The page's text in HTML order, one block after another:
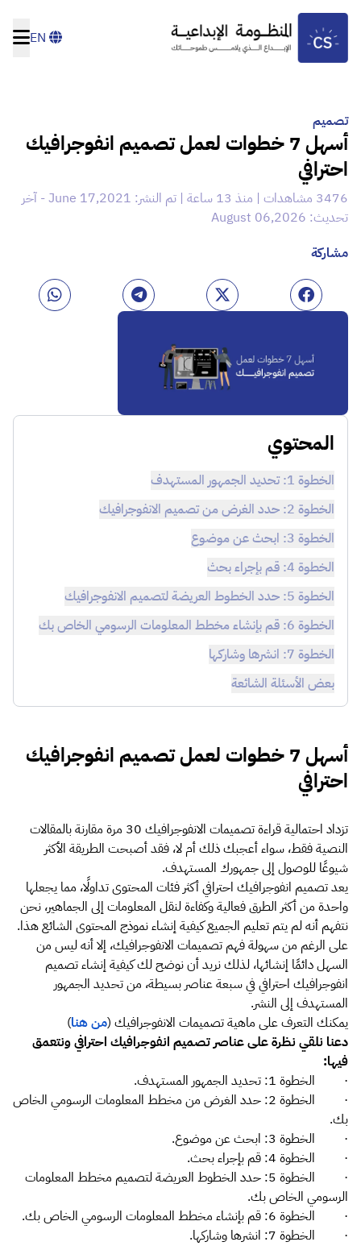
تصميم
أسهل 7 خطوات لعمل تصميم انفوجرافيك
احترافي
3476 مشاهدات | منذ 13 ساعة | تم النشر: June 17,2021 - آخر
تحديث: August 06,2026
مشاركة
المحتوي
الخطوة 1: تحديد الجمهور المستهدف
الخطوة 2: حدد الغرض من تصميم الانفوجرافيك
الخطوة 3: ابحث عن موضوع
الخطوة 4: قم بإجراء بحث
الخطوة 5: حدد الخطوط العريضة لتصميم الانفوجرافيك
الخطوة 6: قم بإنشاء مخطط المعلومات الرسومي الخاص بك
الخطوة 7: انشرها وشاركها
بعض الأسئلة الشائعة
أسهل 7 خطوات لعمل تصميم انفوجرافيك
احترافي
تزداد احتمالية قراءة تصميمات الانفوجرافيك 30 مرة مقارنة بالمقالات
النصية فقط، سواء أعجبك ذلك أم لا، فقد أصبحت الطريقة الأكثر
شيوعًا للوصول إلى جمهورك المستهدف.
يعد تصميم انفوجرافيك احترافي أكثر فئات المحتوى تداولًا، مما يجعلها
واحدة من أكثر الطرق فعالية وكفاءة لنقل المعلومات إلى الجماهير، نحن
نتفهم أنه لم يتم تعليم الجميع كيفية إنشاء نموذج المحتوى الشائع هذا.
على الرغم من سهولة فهم تصميمات الانفوجرافيك، إلا أنه ليس من
السهل دائمًا إنشائها، لذلك نريد أن نوضح لك كيفية إنشاء تصميم
انفوجرافيك احترافي في سبعة عناصر بسيطة، من تحديد الجمهور
المستهدف إلى النشر.
يمكنك التعرف على ماهية تصميمات الانفوجرافيك (من هنا)
دعنا نلقي نظرة على عناصر تصميم انفوجرافيك احترافي ونتعمق
فيها:
· الخطوة 1: تحديد الجمهور المستهدف.
· الخطوة 2: حدد الغرض من مخطط المعلومات الرسومي الخاص
بك.
· الخطوة 3: ابحث عن موضوع.
· الخطوة 4: قم بإجراء بحث.
· الخطوة 5: حدد الخطوط العريضة لتصميم مخطط المعلومات
الرسومي الخاص بك.
· الخطوة 6: قم بإنشاء مخطط المعلومات الرسومي الخاص بك.
· الخطوة 7: انشرها وشاركها.